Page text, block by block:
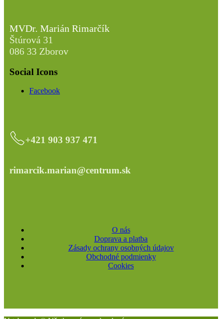
MVDr. Marián Rimarčík
Štúrová 31
086 33 Zborov
Social Icons
Facebook
+421 903 937 471
rimarcik.marian@centrum.sk
O nás
Doprava a platba
Zásady ochrany osobných údajov
Obchodné podmienky
Cookies